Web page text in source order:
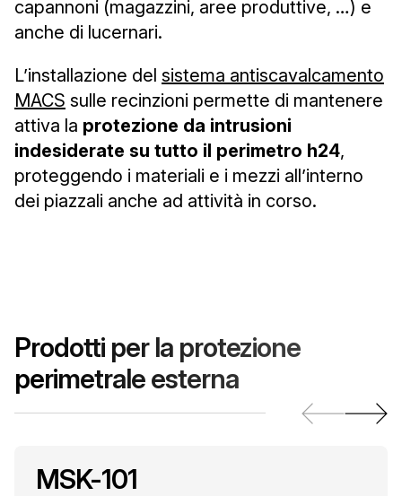
capannoni (magazzini, aree produttive, …) e
anche di lucernari.
L’installazione del sistema antiscavalcamento
MACS sulle recinzioni permette di mantenere
attiva la protezione da intrusioni
indesiderate su tutto il perimetro h24,
proteggendo i materiali e i mezzi all’interno
dei piazzali anche ad attività in corso.
Prodotti per la protezione
perimetrale esterna
MSK-101